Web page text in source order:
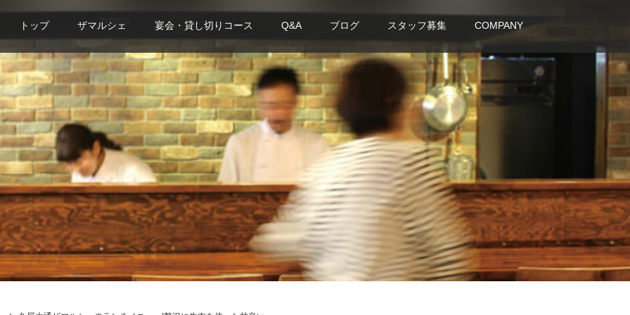
トップ ザマルシェ 宴会・貸し切りコース Q&A ブログ スタッフ募集 COMPANY